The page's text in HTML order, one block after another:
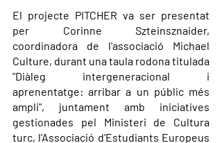
El projecte PITCHER va ser presentat
per Corinne Szteinsznaider,
coordinadora de l'associació Michael
Culture, durant una taula rodona titulada
"Diàleg intergeneracional i
aprenentatge: arribar a un públic més
ampli", juntament amb iniciatives
gestionades pel Ministeri de Cultura
turc, l'Associació d'Estudiants Europeus